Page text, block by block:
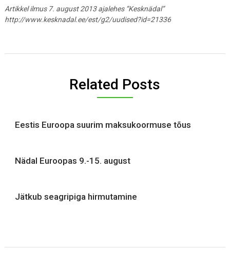
Artikkel ilmus 7. august 2013 ajalehes “Kesknädal”
http://www.kesknadal.ee/est/g2/uudised?id=21336
Related Posts
Eestis Euroopa suurim maksukoormuse tõus
Nädal Euroopas 9.-15. august
Jätkub seagripiga hirmutamine